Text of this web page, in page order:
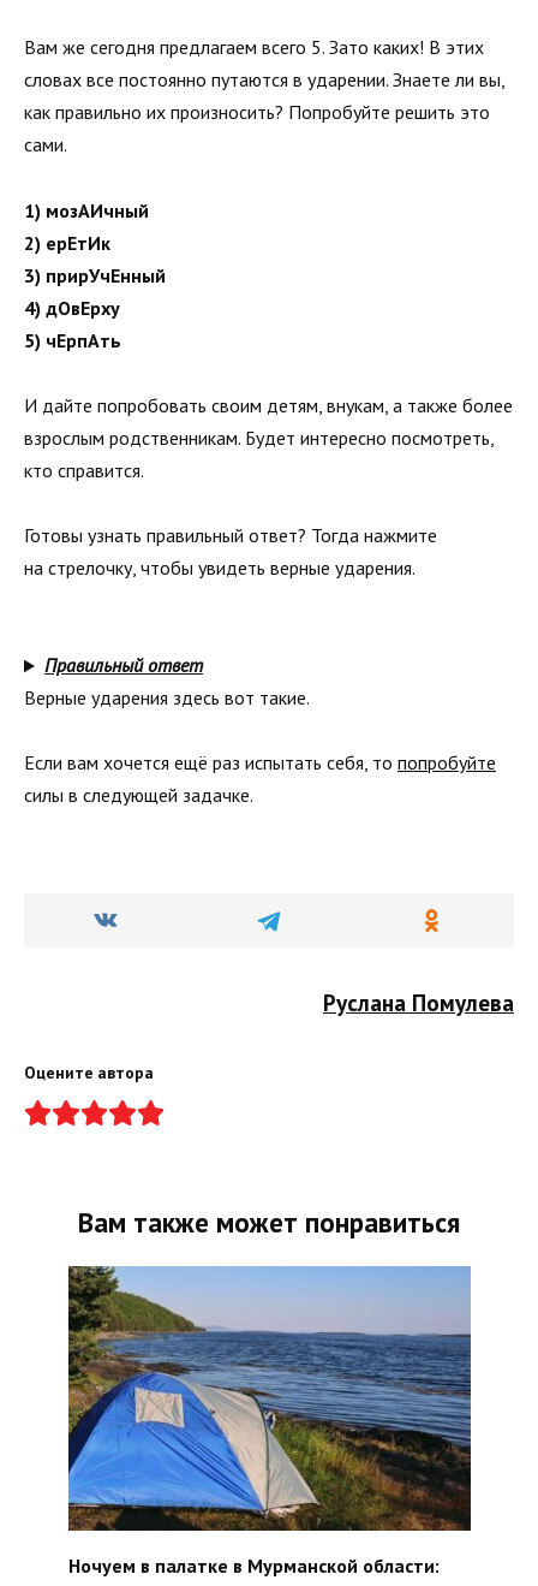
Вам же сегодня предлагаем всего 5. Зато каких! В этих
словах все постоянно путаются в ударении. Знаете ли вы,
как правильно их произносить? Попробуйте решить это
сами.
1) мозАИчный
2) ерЕтИк
3) прирУчЕнный
4) дОвЕрху
5) чЕрпАть
И дайте попробовать своим детям, внукам, а также более
взрослым родственникам. Будет интересно посмотреть,
кто справится.
Готовы узнать правильный ответ? Тогда нажмите
на стрелочку, чтобы увидеть верные ударения.
Правильный ответ
Верные ударения здесь вот такие.
Если вам хочется ещё раз испытать себя, то попробуйте
силы в следующей задачке.
Руслана Помулева
Оцените автора
Вам также может понравиться
Ночуем в палатке в Мурманской области: